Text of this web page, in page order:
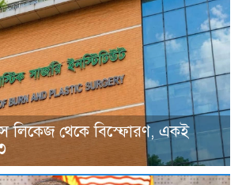
লিকেজ থেকে বিস্ফোরণ, একই